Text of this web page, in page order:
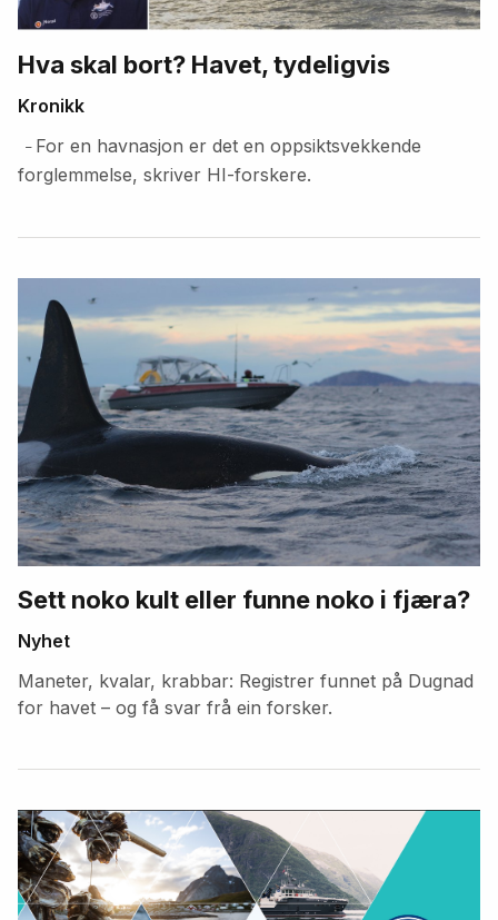
Hva skal bort? Havet, tydeligvis
Kronikk
– For en havnasjon er det en oppsiktsvekkende
forglemmelse, skriver HI-forskere.
artikler
Sett noko kult eller funne noko i fjæra?
Nyhet
Maneter, kvalar, krabbar: Registrer funnet på Dugnad
for havet – og få svar frå ein forsker.